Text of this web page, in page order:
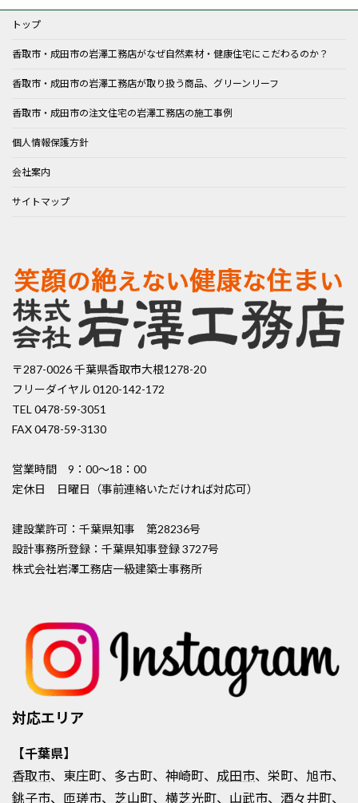
トップ
香取市・成田市の岩澤工務店がなぜ自然素材・健康住宅にこだわるのか？
香取市・成田市の岩澤工務店が取り扱う商品、グリーンリーフ
香取市・成田市の注文住宅の岩澤工務店の施工事例
個人情報保護方針
会社案内
サイトマップ
〒287-0026 千葉県香取市大根1278-20
フリーダイヤル 0120-142-172
TEL 0478-59-3051
FAX 0478-59-3130
営業時間 9：00〜18：00
定休日 日曜日（事前連絡いただければ対応可）
建設業許可：千葉県知事 第28236号
設計事務所登録：千葉県知事登録 3727号
株式会社岩澤工務店一級建築士事務所
対応エリア
【千葉県】
香取市、東庄町、多古町、神崎町、 成田市、栄町、旭市、
銚子市、匝瑳市、芝山町、横芝光町、山武市、酒々井町、